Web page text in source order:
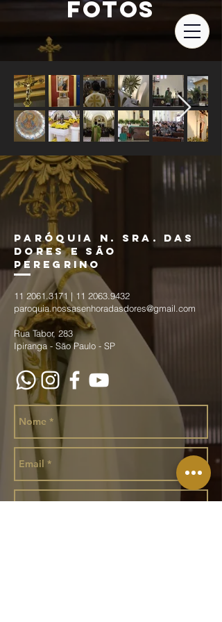
FOTOS
PARÓQUIA N. SRA. DAS
DORES E SÃO
PEREGRINO
11 2061.3171 | 11 2063.9432
paroquia.nossasenhoradasdores@gmail.com
Rua Tabor, 283
Ipiranga - São Paulo - SP